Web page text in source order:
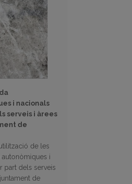
i nacionals
serveis i àrees
de
de les
autonòmiques i
part dels serveis
de